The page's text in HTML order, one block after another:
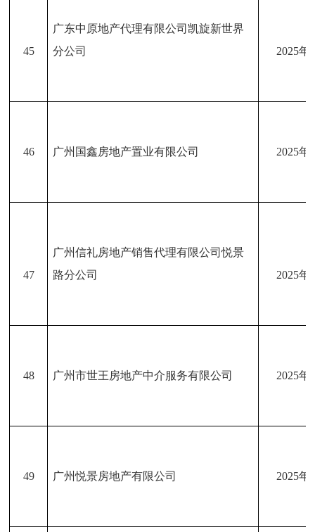
45
广东中原地产代理有限公司凯旋新世界
分公司
2025年
46 广州国鑫房地产置业有限公司 2025年
47
广州信礼房地产销售代理有限公司悦景
路分公司
2025年
48 广州市世王房地产中介服务有限公司 2025年
49 广州悦景房地产有限公司 2025年